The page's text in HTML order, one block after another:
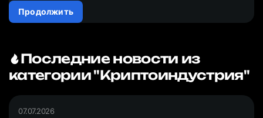
Продолжить
Последние новости из
категории "Криптоиндустрия"
07.07.2026